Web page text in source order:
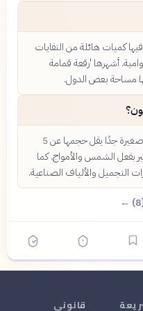
كميات هائلة من النفايات
أشهرها 'رقعة قمامة
مساحة بعض الدول.
الميكروبلاستيك هو جزيئات بلاستيكية صغيرة جدًا يقل حجمها عن 5
بفعل الشمس والأمواج. كما
والألياف الصناعية.
قانوني